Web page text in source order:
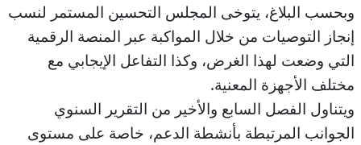
وبحسب البلاغ، يتوخى المجلس التحسين المستمر لنسب
إنجاز التوصيات من خلال المواكبة عبر المنصة الرقمية
التي وضعت لهذا الغرض، وكذا التفاعل الإيجابي مع
مختلف الأجهزة المعنية.
ويتناول الفصل السابع والأخير من التقرير السنوي
الجوانب المرتبطة بأنشطة الدعم، خاصة على مستوى